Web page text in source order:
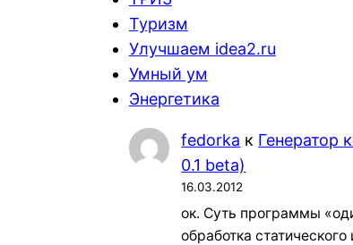
Туризм
Улучшаем idea2.ru
Умный ум
Энергетика
fedorka к Генератор
0.1 beta)
16.03.2012
ок. Суть программы
обработка